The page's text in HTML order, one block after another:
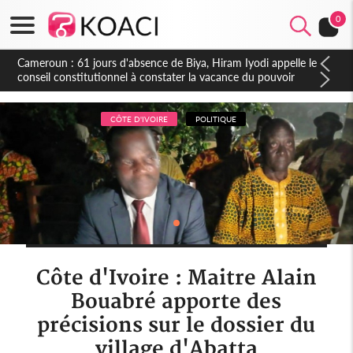
0
Côte d'Ivoire : Fin de la pagaille au PDCI-RDA, Lessiehi bannit
les mouvements sauvages
CÔTE D'IVOIRE POLITIQUE
Côte d'Ivoire : Maitre Alain
Bouabré apporte des
précisions sur le dossier du